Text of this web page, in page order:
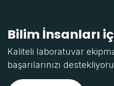
Bilim İnsanları
Kaliteli laboratuvar
başarılarınızı